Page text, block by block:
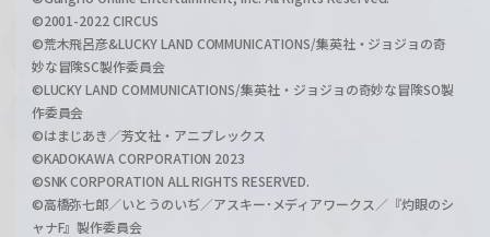
©2001-2022 CIRCUS
©荒木飛呂彦&LUCKY LAND COMMUNICATIONS/集英社・ジョジョの奇
妙な冒険SC製作委員会
©LUCKY LAND COMMUNICATIONS/集英社・ジョジョの奇妙な冒険SO製
作委員会
©はまじあき／芳文社・アニプレックス
©KADOKAWA CORPORATION 2023
©SNK CORPORATION ALL RIGHTS RESERVED.
©高橋弥七郎／いとうのいぢ／アスキー･メディアワークス／『灼眼のシ
ャナF』製作委員会